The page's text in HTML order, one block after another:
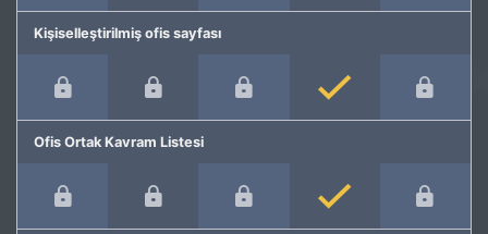
Kişiselleştirilmiş ofis sayfası
Ofis Ortak Kavram Listesi